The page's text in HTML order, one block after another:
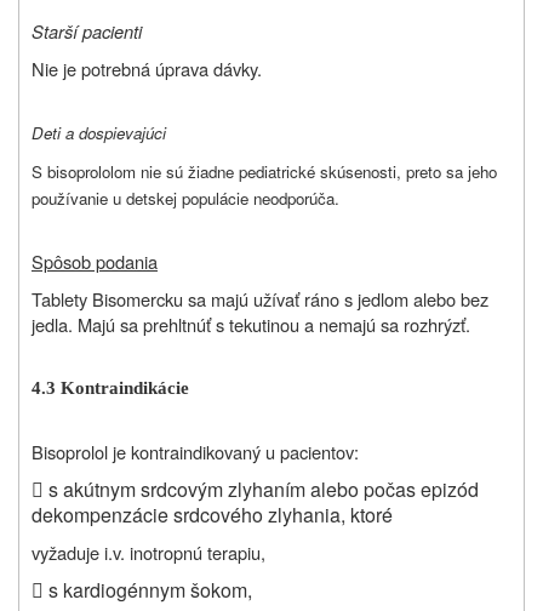
Starší pacienti
Nie je potrebná úprava dávky.
Deti a dospievajúci
S bisoprololom nie sú žiadne pediatrické skúsenosti, preto sa jeho
používanie u detskej populácie neodporúča.
Spôsob podania
Tablety Bisomercku sa majú užívať ráno s jedlom alebo bez
jedla. Majú sa prehltnúť s tekutinou a nemajú sa rozhrýzť.
4.3 Kontraindikácie
Bisoprolol je kontraindikovaný u pacientov:
 s akútnym srdcovým zlyhaním alebo počas epizód
dekompenzácie srdcového zlyhania, ktoré
vyžaduje i.v. inotropnú terapiu,
 s kardiogénnym šokom,